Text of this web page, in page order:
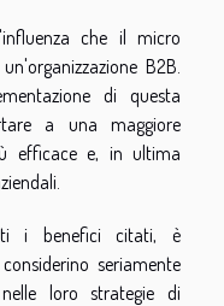
che il micro
B2B.
di questa
a una maggiore
efficace e, in ultima
i benefici citati, è
seriamente
loro strategie di